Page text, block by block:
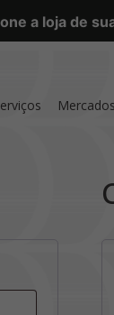
a loja de